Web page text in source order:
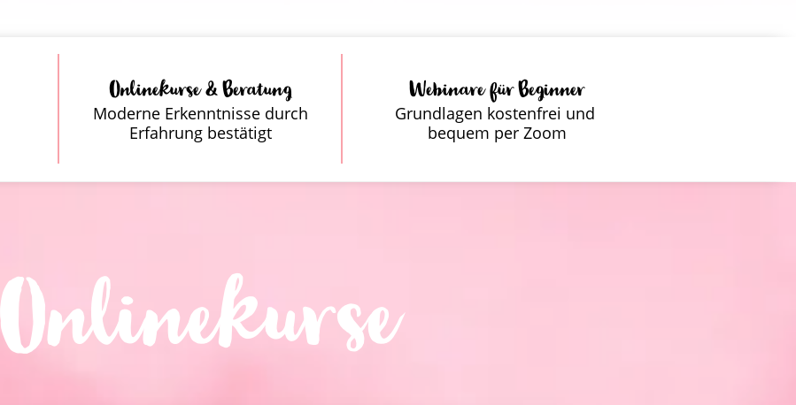
Onlinekurse & Beratung
Moderne Erkenntnisse durch
Erfahrung bestätigt
Webinare für Beginner
Grundlagen kostenfrei und
bequem per Zoom
Onlinekurse